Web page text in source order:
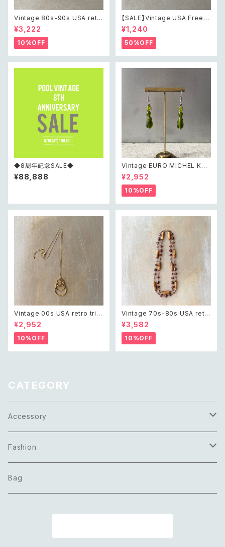
Vintage 80s-90s USA retr
o green glass beads brac
elet レトロ アメリカ ヴィンテー
ジ アクセサリー グリーン 緑 ガ
ラス ビーズ ブレスレット
¥3,222
10%OFF
【SALE】Vintage USA Freem
ason order of the eastern
star hand fan pin brooch ア
メリカ ヴィンテージ アクセサリ
ー フリーメイソン オーダーオブ
ザ イースタンスター 扇子 ピン
ブローチ
¥1,240
50%OFF
◆8周年記念SALE◆
¥88,888
Vintage EURO MICHEL KLE
IN retro green glass beads
pierce レトロ ユーロ ヴィンテ
ージ アクセサリー ミッシェルク
ラン グリーン ガラスビーズ ピア
ス/イヤリング
¥2,952
10%OFF
Vintage 00s USA retro tripl
e twist circle design neckl
ace レトロ アメリカ ヴィンテー
ジ アクセサリー ゴールド トリプ
ル ツイスト サークル デザイン
ネックレス
¥2,952
10%OFF
Vintage 70s-80s USA retr
o classical beads necklac
e レトロ アメリカ ヴィンテージ
アクセサリー クラシカル ビーズ
2連 ネックレス
¥3,582
10%OFF
CATEGORY
Accessory
Necklace
Pierce
Fashion
Tops
Bag